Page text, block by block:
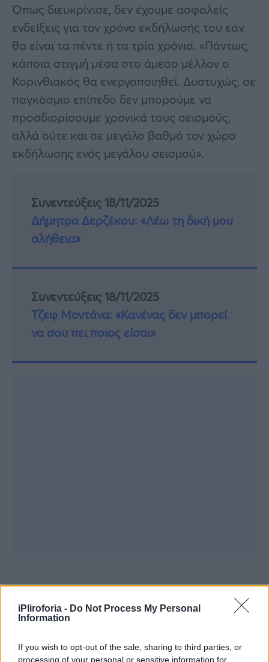
iPliroforia - Do Not Process My Personal
Information
If you wish to opt-out of the sale, sharing to third parties, or
processing of your personal or sensitive information for
Όπως διευκρίνισε, δεν έχουμε ασφαλείς
ενδείξεις για τον χρόνο εκδήλωσής του εάν
θα είναι τα πέντε ή τα τρία χρόνια. «Πάντως,
κάποια στιγμή μέσα στο άμεσο μέλλον ο
Κορινθιακός θα ενεργοποιηθεί. Δυστυχώς, σε
παγκόσμιο επίπεδο δεν μπορούμε να
προσδιορίσουμε χρονικά τους σεισμούς,
αλλά ούτε και σε μεγάλο βαθμό τον χώρο
εκδήλωσης ενός μεγάλου σεισμού».
Συνεντεύξεις 18/11/2025
Δήμητρα Δερζέκου: «Λέω τη δική μου
αλήθεια»
Συνεντεύξεις 18/11/2025
Τζεφ Μοντάνα: «Κανένας δεν μπορεί
να σου πει ποιος είσαι»